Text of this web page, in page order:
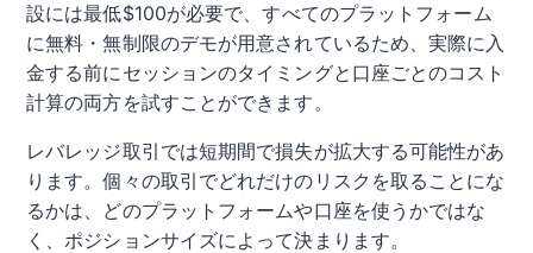
設には最低$100が必要で、すべてのプラットフォーム
に無料・無制限のデモが用意されているため、実際に入
金する前にセッションのタイミングと口座ごとのコスト
計算の両方を試すことができます。
レバレッジ取引では短期間で損失が拡大する可能性があ
ります。個々の取引でどれだけのリスクを取ることにな
るかは、どのプラットフォームや口座を使うかではな
く、ポジションサイズによって決まります。